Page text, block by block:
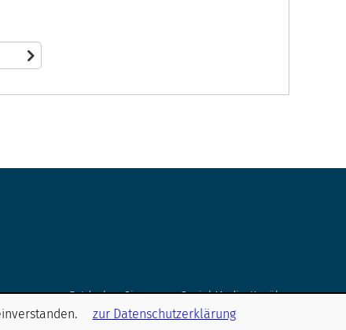
Entdecken Sie unsere Social Media-Kanäle
zur Datenschutzerklärung